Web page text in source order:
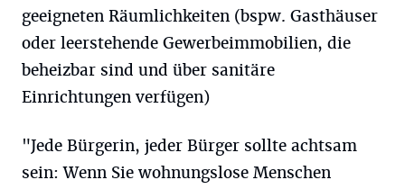
geeigneten Räumlichkeiten (bspw. Gasthäuser
oder leerstehende Gewerbeimmobilien, die
beheizbar sind und über sanitäre
Einrichtungen verfügen)
"Jede Bürgerin, jeder Bürger sollte achtsam
sein: Wenn Sie wohnungslose Menschen